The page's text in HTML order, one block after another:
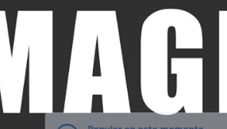
a la información del producto